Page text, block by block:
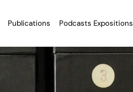
Publications Podcasts Expositions